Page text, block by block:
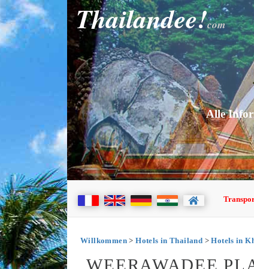
Thailandee!com
Alle
Willkommen>Hotels in Thailand >Hotels in
WEERAWADEE